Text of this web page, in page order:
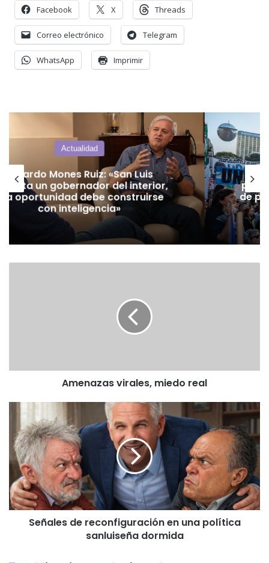
Facebook X Threads
Correo electrónico Telegram
WhatsApp Imprimir
Opinión
La universidad pública no es el
problema: el problema es el modelo
de país del psyco que tiene como fin
la arancelización universal
Amenazas virales, miedo real
reconfiguración
en
una
política
sanluiseña
dormida
Señales de reconfiguración en una política
sanluiseña dormida